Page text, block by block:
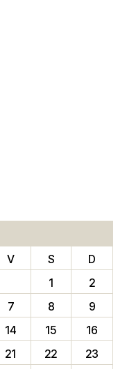
V S
D
1
2
7 8
9
14 15
16
21 22
23